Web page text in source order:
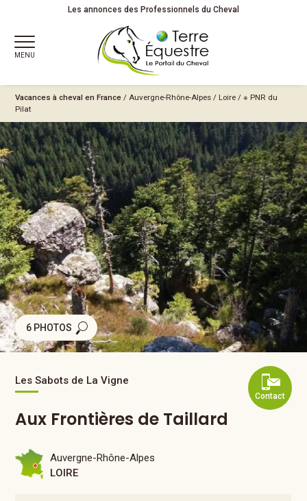
Les annonces des Professionnels du Cheval
MENU
Vacances à cheval en France /Auvergne-Rhône-Alpes / Loire /※ PNR du
Pilat
6 PHOTOS
Contact
Les Sabots de La Vigne
Aux Frontières de Taillard
Auvergne-Rhône-Alpes
LOIRE